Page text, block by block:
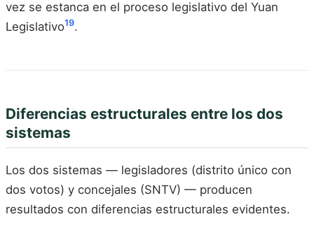
vez se estanca en el proceso legislativo del Yuan
Legislativo19.
Diferencias estructurales entre los dos
sistemas
Los dos sistemas — legisladores (distrito único con
dos votos) y concejales (SNTV) — producen
resultados con diferencias estructurales evidentes.